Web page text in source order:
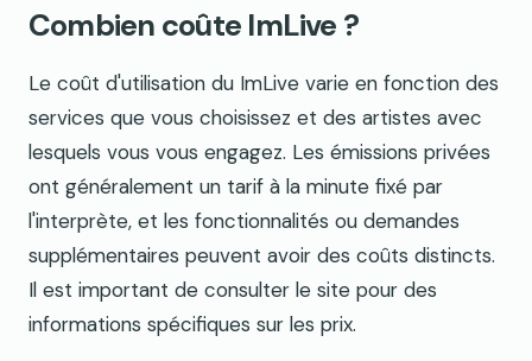
Combien coûte ImLive ?
Le coût d'utilisation du ImLive varie en fonction des
services que vous choisissez et des artistes avec
lesquels vous vous engagez. Les émissions privées
ont généralement un tarif à la minute fixé par
l'interprète, et les fonctionnalités ou demandes
supplémentaires peuvent avoir des coûts distincts.
Il est important de consulter le site pour des
informations spécifiques sur les prix.